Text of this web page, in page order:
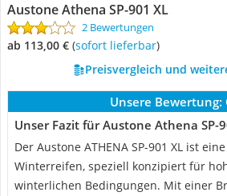
Austone Athena SP-901 XL
2 Bewertungen
ab 113,00 € ( Sofort lieferbar)
Preisvergleich und
Unsere Bewertung:
Unser Fazit für Austone Athena SP-
Der Austone ATHENA SP-901 XL ist
Winterreifen, speziell konzipiert für
winterlichen Bedingungen. Mit einer